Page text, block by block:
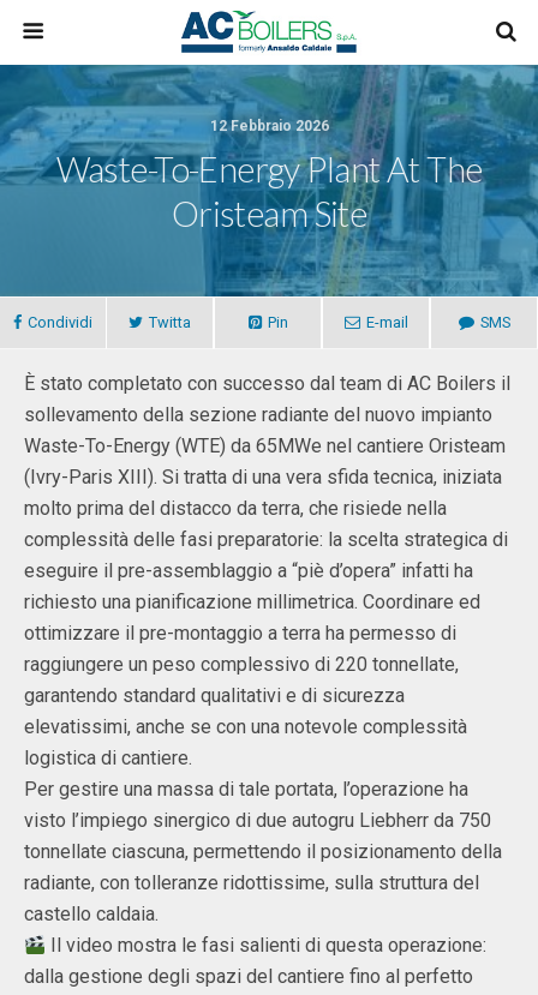
12 Febbraio 2026
Waste-To-Energy Plant At The
Oristeam Site
Condividi Twitta Pin E-mail SMS
È stato completato con successo dal team di AC Boilers il
sollevamento della sezione radiante del nuovo impianto
Waste-To-Energy (WTE) da 65MWe nel cantiere Oristeam
(Ivry-Paris XIII). Si tratta di una vera sfida tecnica, iniziata
molto prima del distacco da terra, che risiede nella
complessità delle fasi preparatorie: la scelta strategica di
eseguire il pre-assemblaggio a “piè d’opera” infatti ha
richiesto una pianificazione millimetrica. Coordinare ed
ottimizzare il pre-montaggio a terra ha permesso di
raggiungere un peso complessivo di 220 tonnellate,
garantendo standard qualitativi e di sicurezza
elevatissimi, anche se con una notevole complessità
logistica di cantiere.
Per gestire una massa di tale portata, l’operazione ha
visto l’impiego sinergico di due autogru Liebherr da 750
tonnellate ciascuna, permettendo il posizionamento della
radiante, con tolleranze ridottissime, sulla struttura del
castello caldaia.
Il video mostra le fasi salienti di questa operazione:
dalla gestione degli spazi del cantiere fino al perfetto